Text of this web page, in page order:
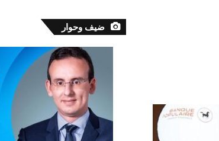
ضيف وحوار